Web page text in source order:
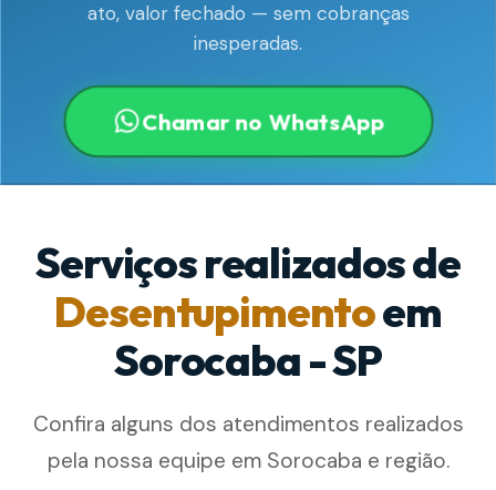
ato, valor fechado — sem cobranças
inesperadas.
Chamar no WhatsApp
Serviços realizados de
Desentupimentoem
Sorocaba - SP
Confira alguns dos atendimentos realizados
pela nossa equipe em Sorocaba e região.